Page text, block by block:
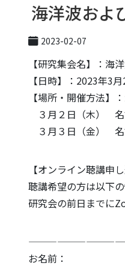
海洋波およ
2023-02-07
【研究集会名】：海
【日時】：2023年3
【場所・開催方法】
３月２日（木） 名
３月３日（金） 名
【オンライン聴講申し
聴講希望の方は以下
研究会の前日までに
お名前：